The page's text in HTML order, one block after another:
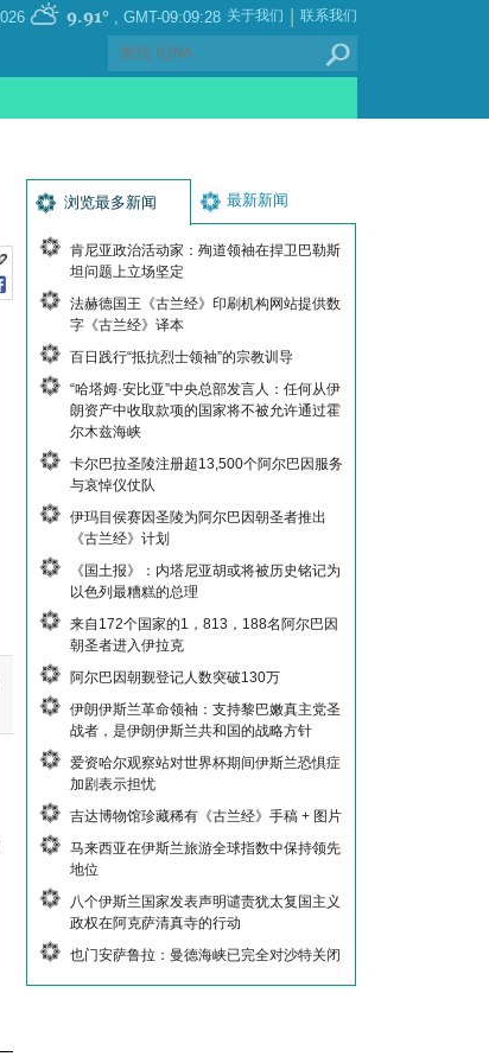
GMT-09:09:28
, Saturday 08 August 2026
9.91° 联系我们
|
关于我们
浏览最多新闻 最新新闻
肯尼亚政治活动家：殉道领袖在捍卫巴勒斯
坦问题上立场坚定
法赫德国王《古兰经》印刷机构网站提供数
字《古兰经》译本
百日践行“抵抗烈士领袖”的宗教训导
“哈塔姆·安比亚”中央总部发言人：任何从伊
朗资产中收取款项的国家将不被允许通过霍
尔木兹海峡
卡尔巴拉圣陵注册超13,500个阿尔巴因服务
与哀悼仪仗队
伊玛目侯赛因圣陵为阿尔巴因朝圣者推出
《古兰经》计划
《国土报》：内塔尼亚胡或将被历史铭记为
以色列最糟糕的总理
来自172个国家的1，813，188名阿尔巴因
朝圣者进入伊拉克
阿尔巴因朝觐登记人数突破130万
伊朗伊斯兰革命领袖：支持黎巴嫩真主党圣
战者，是伊朗伊斯兰共和国的战略方针
爱资哈尔观察站对世界杯期间伊斯兰恐惧症
加剧表示担忧
吉达博物馆珍藏稀有《古兰经》手稿 + 图片
马来西亚在伊斯兰旅游全球指数中保持领先
地位
八个伊斯兰国家发表声明谴责犹太复国主义
政权在阿克萨清真寺的行动
也门安萨鲁拉：曼德海峡已完全对沙特关闭